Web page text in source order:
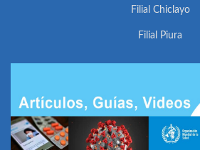
Filial Chiclayo
Filial Piura